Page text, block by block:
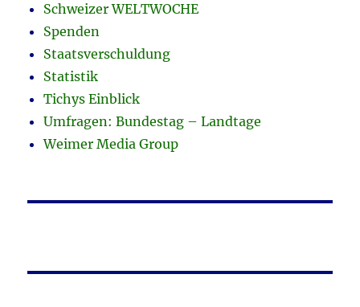
Schweizer WELTWOCHE
Spenden
Staatsverschuldung
Statistik
Tichys Einblick
Umfragen: Bundestag – Landtage
Weimer Media Group